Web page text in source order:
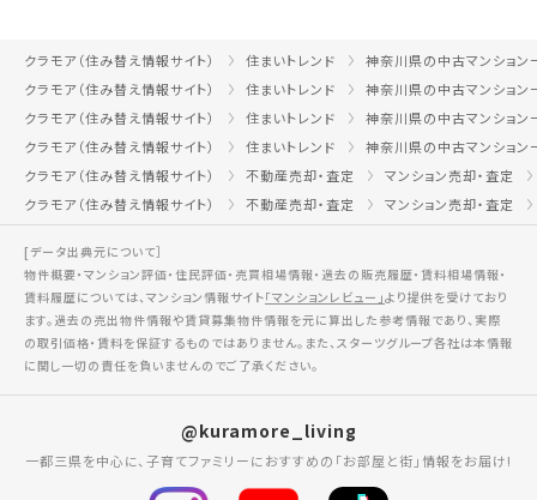
クラモア（住み替え情報サイト） 住まいトレンド
神奈川県の中古マンション
クラモア（住み替え情報サイト）
住まいトレンド
神奈川県の中古マンション
クラモア（住み替え情報サイト）
住まいトレンド
神奈川県の中古マンション
クラモア（住み替え情報サイト）
住まいトレンド
神奈川県の中古マンション
クラモア（住み替え情報サイト）
不動産売却・査定
マンション売却・査定
クラモア（住み替え情報サイト）
不動産売却・査定 マンション売却・査定
[データ出典元について］
物件概要・マンション評価・住民評価・売買相場情報・過去の販売履歴・賃料相場情報・
賃料履歴については、マンション情報サイト「マンションレビュー」より提供を受けており
ます。過去の売出物件情報や賃貸募集物件情報を元に算出した参考情報であり、実際
の取引価格・賃料を保証するものではありません。また、スターツグループ各社は本情報
に関し一切の責任を負いませんのでご了承ください。
@kuramore_living
一都三県を中心に、子育てファミリーにおすすめの「お部屋と街」情報をお届け!